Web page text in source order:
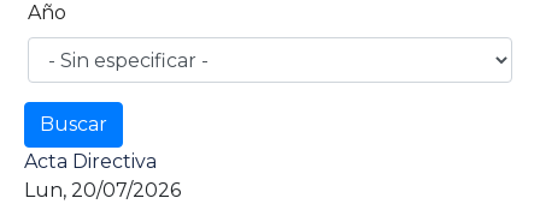
Año
Acta Directiva
Lun, 20/07/2026